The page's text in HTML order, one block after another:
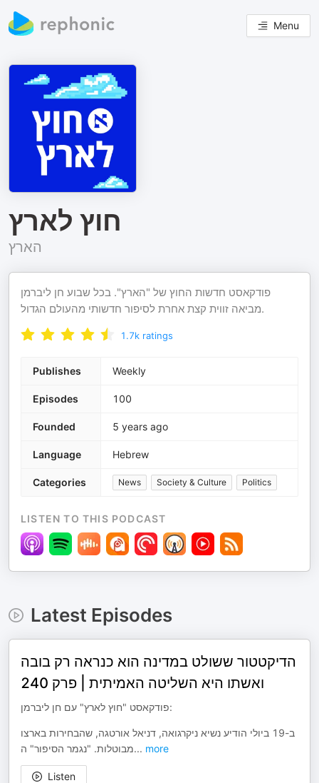
Menu
חוץ לארץ
הארץ
פודקאסט חדשות החוץ של "הארץ". בכל שבוע חן ליברמן
מביאה זווית קצת אחרת לסיפור חדשותי מהעולם הגדול.
1.7k ratings
Publishes Weekly
Episodes 100
Founded 5 years ago
Language Hebrew
Categories News Society & Culture Politics
LISTEN TO THIS PODCAST
Latest Episodes
הדיקטטור ששולט במדינה הוא כנראה רק בובה
ואשתו היא השליטה האמיתית | פרק 240
פודקאסט "חוץ לארץ" עם חן ליברמן:
ב-19 ביולי הודיע נשיא ניקרגואה, דניאל אורטגה, שהבחירות בארצו
מבוטלות. "נגמר הסיפור" ה... more
Listen